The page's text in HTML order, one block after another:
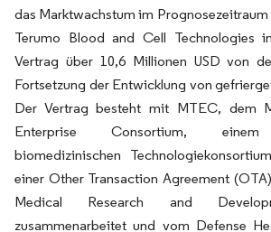
das Marktwachstum im Prognosezeitraum
Terumo Blood and Cell Technologies
Vertrag über 10,6 Millionen USD von
Fortsetzung der Entwicklung von
Der Vertrag besteht mit MTEC, dem
Enterprise Consortium, einem
biomedizinischen
einer Other Transaction Agreement
Medical Research and
zusammenarbeitet und vom Defense